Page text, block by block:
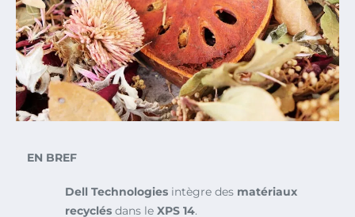
EN BREF
Dell Technologies intègre des matériaux
recyclés dans le XPS 14.